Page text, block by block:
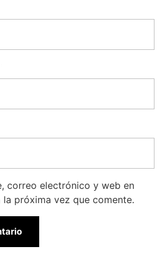
correo electrónico y web en
próxima vez que comente.